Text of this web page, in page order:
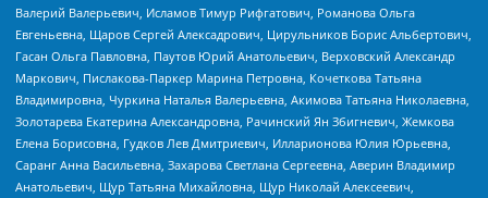
Валерий Валерьевич, Исламов Тимур Рифгатович, Романова Ольга
Евгеньевна, Щаров Сергей Алексадрович, Цирульников Борис Альбертович,
Гасан Ольга Павловна, Паутов Юрий Анатольевич, Верховский Александр
Маркович, Пислакова-Паркер Марина Петровна, Кочеткова Татьяна
Владимировна, Чуркина Наталья Валерьевна, Акимова Татьяна Николаевна,
Золотарева Екатерина Александровна, Рачинский Ян Збигневич, Жемкова
Елена Борисовна, Гудков Лев Дмитриевич, Илларионова Юлия Юрьевна,
Саранг Анна Васильевна, Захарова Светлана Сергеевна, Аверин Владимир
Анатольевич, Щур Татьяна Михайловна, Щур Николай Алексеевич,